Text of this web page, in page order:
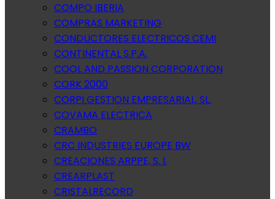
COMPO IBERIA
COMPRAS MARKETING
CONDUCTORES ELECTRICOS CEMI
CONTINENTAL S.P.A.
COOL AND PASSION CORPORATION
CORK 2000
CORPI GESTION EMPRESARIAL, SL.
COVAMA ELECTRICA
CRAMBO
CRC INDUSTRIES EUROPE BW
CREACIONES ARPPE, S. l.
CREARPLAST
CRISTALRECORD